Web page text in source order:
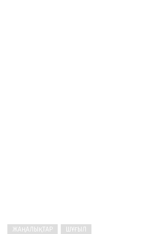
ЖАҢАЛЫҚТАР ШҰҒЫЛ